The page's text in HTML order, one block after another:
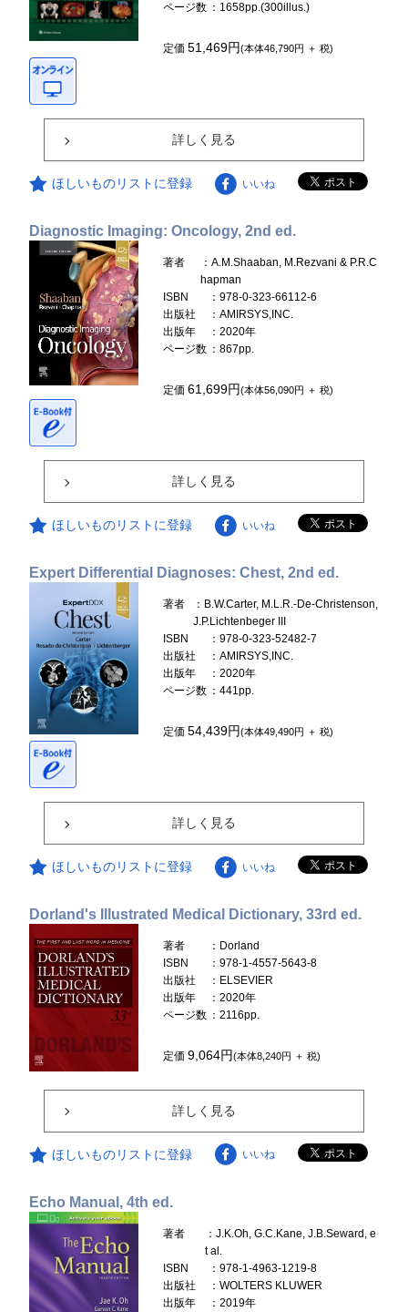
ページ数 ：1658pp.(300illus.)
定価51,469円(本体46,790円 ＋ 税)
詳しく見る
ほしいものリストに登録 いいね
Diagnostic Imaging: Oncology, 2nd ed.
著者
：A.M.Shaaban, M.Rezvani & P.R.C
hapman
ISBN
：978-0-323-66112-6
出版社
：AMIRSYS,INC.
出版年
：2020年
ページ数 ：867pp.
定価61,699円(本体56,090円 ＋ 税)
詳しく見る
ほしいものリストに登録 いいね
Expert Differential Diagnoses: Chest, 2nd ed.
著者
：B.W.Carter, M.L.R.-De-Christenson,
J.P.Lichtenbeger III
ISBN
：978-0-323-52482-7
出版社
：AMIRSYS,INC.
出版年
：2020年
ページ数 ：441pp.
定価54,439円(本体49,490円 ＋ 税)
詳しく見る
ほしいものリストに登録 いいね
Dorland's Illustrated Medical Dictionary, 33rd ed.
著者
：Dorland
ISBN
：978-1-4557-5643-8
出版社
：ELSEVIER
出版年
：2020年
ページ数 ：2116pp.
定価9,064円(本体8,240円 ＋ 税)
詳しく見る
ほしいものリストに登録 いいね
Echo Manual, 4th ed.
著者
：J.K.Oh, G.C.Kane, J.B.Seward, e
t al.
ISBN
：978-1-4963-1219-8
出版社
：WOLTERS KLUWER
出版年
：2019年